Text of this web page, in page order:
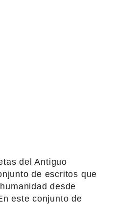
del Antiguo
de escritos que
desde
este conjunto de